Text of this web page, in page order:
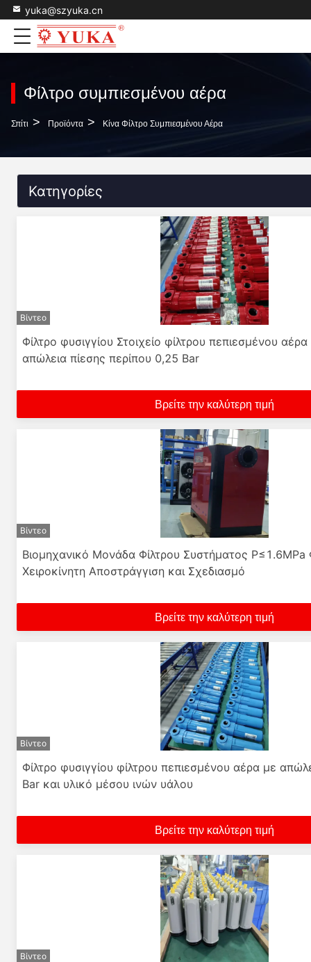
yuka@szyuka.cn
Φίλτρο συμπιεσμένου αέρα
Σπίτι > Προϊόντα > Κίνα Φίλτρο Συμπιεσμένου Αέρα
Κατηγορίες
Βίντεο
Φίλτρο φυσιγγίου Στοιχείο φίλτρου πεπιεσμένου αέρα
απώλεια πίεσης περίπου 0,25 Bar
Βρείτε την καλύτερη τιμή
Βίντεο
Βιομηχανικό Μονάδα Φίλτρου Συστήματος P≤1.6MPa
Χειροκίνητη Αποστράγγιση και Σχεδιασμό
Βρείτε την καλύτερη τιμή
Βίντεο
Φίλτρο φυσιγγίου φίλτρου πεπιεσμένου αέρα με
Bar και υλικό μέσου ινών υάλου
Βρείτε την καλύτερη τιμή
Βίντεο